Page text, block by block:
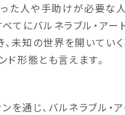
た人や手助けが必要
てにバルネラブル・ア
、未知の世界を開いてい
形態とも言えます。
を通じ、バルネラブル・